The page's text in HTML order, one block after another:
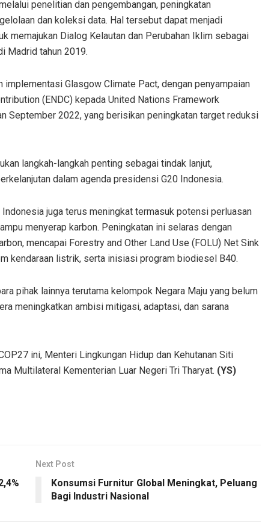
penelitian dan pengembangan, peningkatan
dan koleksi data. Hal tersebut dapat menjadi
memajukan Dialog Kelautan dan Perubahan Iklim sebagai
Madrid tahun 2019.
Glasgow Climate Pact, dengan penyampaian
(ENDC) kepada United Nations Framework
September 2022, yang berisikan peningkatan target reduksi
langkah-langkah penting sebagai tindak lanjut,
dalam agenda presidensi G20 Indonesia.
juga terus meningkat termasuk potensi perluasan
menyerap karbon. Peningkatan ini selaras dengan
mencapai Forestry and Other Land Use (FOLU) Net Sink
kendaraan listrik, serta inisiasi program biodiesel B40.
pihak lainnya terutama kelompok Negara Maju yang belum
meningkatkan ambisi mitigasi, adaptasi, dan sarana
ini, Menteri Lingkungan Hidup dan Kehutanan Siti
Multilateral Kementerian Luar Negeri Tri Tharyat. (YS)
Next Post
Konsumsi Furnitur Global Meningkat, Peluang
Bagi Industri Nasional